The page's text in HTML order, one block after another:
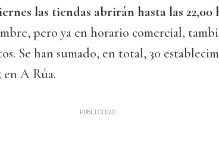
las tiendas abrirán hasta las 22,00
pero ya en horario comercial,
Se han sumado, en total, 30
en A Rúa.